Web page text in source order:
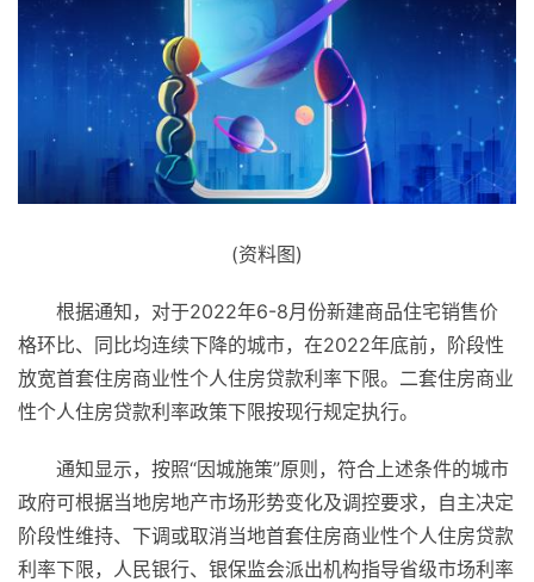
(资料图)
根据通知，对于2022年6-8月份新建商品住宅销售价
格环比、同比均连续下降的城市，在2022年底前，阶段性
放宽首套住房商业性个人住房贷款利率下限。二套住房商业
性个人住房贷款利率政策下限按现行规定执行。
通知显示，按照“因城施策”原则，符合上述条件的城市
政府可根据当地房地产市场形势变化及调控要求，自主决定
阶段性维持、下调或取消当地首套住房商业性个人住房贷款
利率下限，人民银行、银保监会派出机构指导省级市场利率